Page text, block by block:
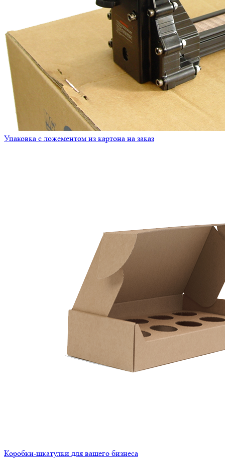
Упаковка с ложементом из картона на заказ
Коробки-шкатулки для вашего бизнеса